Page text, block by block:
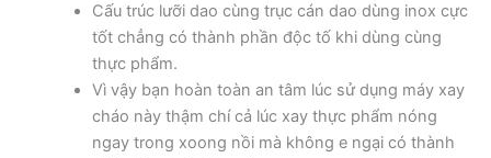
Cấu trúc lưỡi dao cùng trục cán dao dùng inox cực
tốt chẳng có thành phần độc tố khi dùng cùng
thực phẩm.
Vì vậy bạn hoàn toàn an tâm lúc sử dụng máy xay
cháo này thậm chí cả lúc xay thực phẩm nóng
ngay trong xoong nồi mà không e ngại có thành